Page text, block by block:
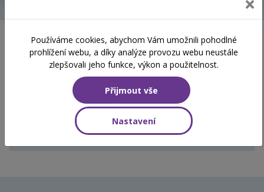
Školení začínající 10. 07.
2026
Aktuálně vypsané termíny
Aktuálně nejsou vypsány žádné termíny.
Používáme cookies, abychom Vám umožnili pohodlné
prohlížení webu, a díky analýze provozu webu neustále
zlepšovali jeho funkce, výkon a použitelnost.
Přijmout vše
Nastavení